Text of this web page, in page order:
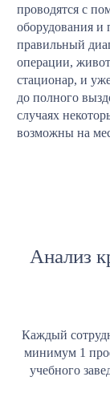
проводятся с
оборудования и
правильный
операции,
стационар, и
до полного
случаях
возможны на
Анализ
Каждый
минимум 1
учебного